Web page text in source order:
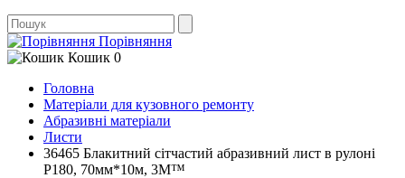
Порівняння
Кошик 0
Головна
Матеріали для кузовного ремонту
Абразивні матеріали
Листи
36465 Блакитний сітчастий абразивний лист в рулоні
Р180, 70мм*10м, 3M™